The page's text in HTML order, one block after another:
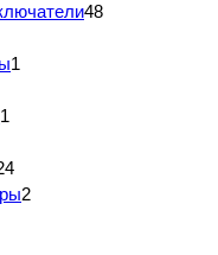
48
1
1
2